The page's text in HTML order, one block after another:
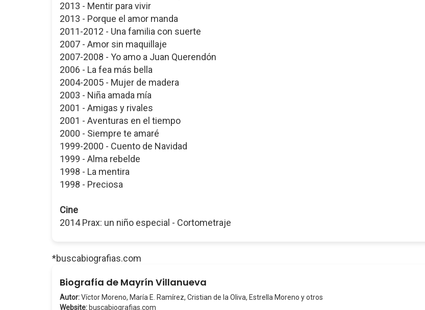
2013 - Mentir para vivir
2013 - Porque el amor manda
2011-2012 - Una familia con suerte
2007 - Amor sin maquillaje
2007-2008 - Yo amo a Juan Querendón
2006 - La fea más bella
2004-2005 - Mujer de madera
2003 - Niña amada mía
2001 - Amigas y rivales
2001 - Aventuras en el tiempo
2000 - Siempre te amaré
1999-2000 - Cuento de Navidad
1999 - Alma rebelde
1998 - La mentira
1998 - Preciosa
Cine
2014 Prax: un niño especial - Cortometraje
*buscabiografias.com
Biografía de Mayrín Villanueva
Autor:Víctor Moreno, María E. Ramírez, Cristian de la Oliva, Estrella Moreno y otros
Website: buscabiografias.com